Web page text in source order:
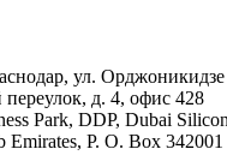
ул.
д. 4, офис 428
Park, DDP, Dubai
P. O. Box 342001